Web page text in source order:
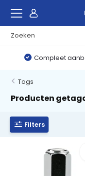
Compleet
Tags
Producten
Filters